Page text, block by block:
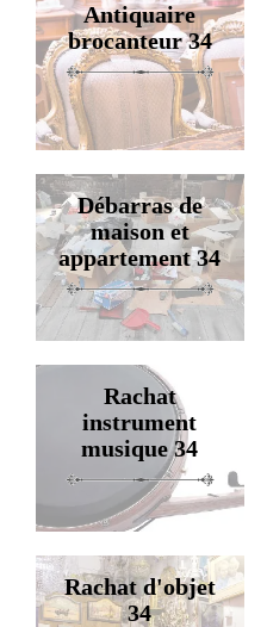
Antiquaire
brocanteur 34
Débarras de
maison et
appartement 34
Rachat
instrument
musique 34
Rachat d'objet
34